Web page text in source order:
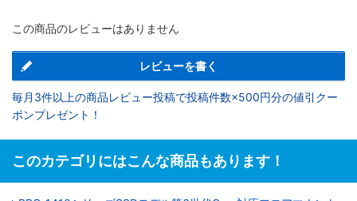
この商品のレビューはありません
レビューを書く
毎月3件以上の商品レビュー投稿で投稿件数×500円分の値引クー
ポンプレゼント！
このカテゴリにはこんな商品もあります！